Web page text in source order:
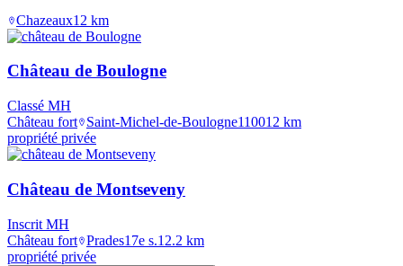
Chazeaux12 km
Château de Boulogne
Classé MH
Château fort
Saint-Michel-de-Boulogne110012 km
propriété privée
Château de Montseveny
Inscrit MH
Château fort Prades17e s.12.2 km
propriété privée